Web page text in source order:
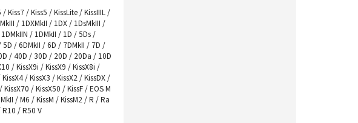
Kiss7 / Kiss5 / KissLite / KissIIIL /
/ 1DXMkII / 1DX / 1DsMkIII /
/ 1DMkII / 1D / 5Ds /
5D / 6DMkII / 6D / 7DMkII / 7D /
/ 40D / 30D / 20D / 20Da / 10D
/ KissX9i / KissX9 / KissX8i /
/ KissX3 / KissX2 / KissDX /
/ KissX50 / KissF / EOS M
/ M6 / KissM / KissM2 / R / Ra
/ R50 V